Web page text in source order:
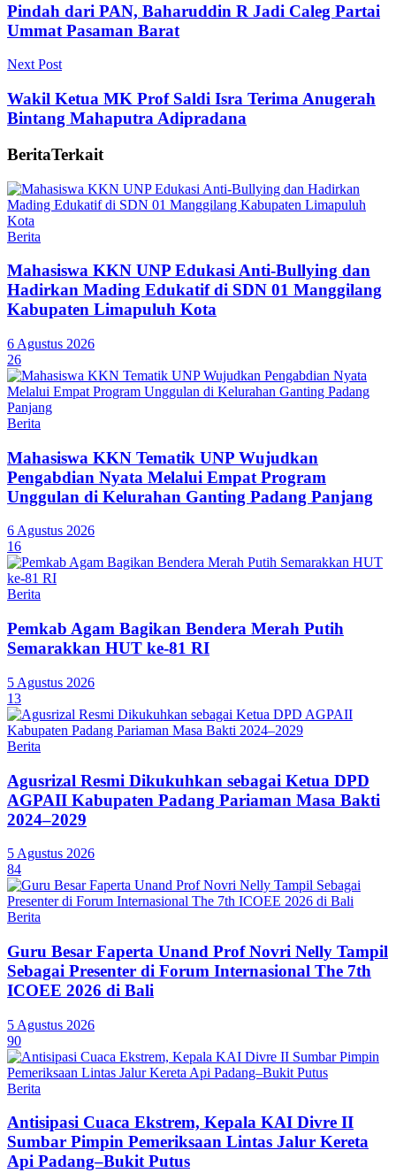
Pindah dari PAN, Baharuddin R Jadi Caleg Partai
Ummat Pasaman Barat
Next Post
Wakil Ketua MK Prof Saldi Isra Terima Anugerah
Bintang Mahaputra Adipradana
BeritaTerkait
Berita
Mahasiswa KKN UNP Edukasi Anti-Bullying dan
Hadirkan Mading Edukatif di SDN 01 Manggilang
Kabupaten Limapuluh Kota
6 Agustus 2026
26
Berita
Mahasiswa KKN Tematik UNP Wujudkan
Pengabdian Nyata Melalui Empat Program
Unggulan di Kelurahan Ganting Padang Panjang
6 Agustus 2026
16
Berita
Pemkab Agam Bagikan Bendera Merah Putih
Semarakkan HUT ke-81 RI
5 Agustus 2026
13
Berita
Agusrizal Resmi Dikukuhkan sebagai Ketua DPD
AGPAII Kabupaten Padang Pariaman Masa Bakti
2024–2029
5 Agustus 2026
84
Berita
Guru Besar Faperta Unand Prof Novri Nelly Tampil
Sebagai Presenter di Forum Internasional The 7th
ICOEE 2026 di Bali
5 Agustus 2026
90
Berita
Antisipasi Cuaca Ekstrem, Kepala KAI Divre II
Sumbar Pimpin Pemeriksaan Lintas Jalur Kereta
Api Padang–Bukit Putus